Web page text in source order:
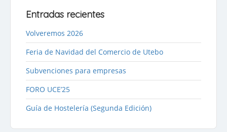
Entradas recientes
Volveremos 2026
Feria de Navidad del Comercio de Utebo
Subvenciones para empresas
FORO UCE’25
Guía de Hostelería (Segunda Edición)